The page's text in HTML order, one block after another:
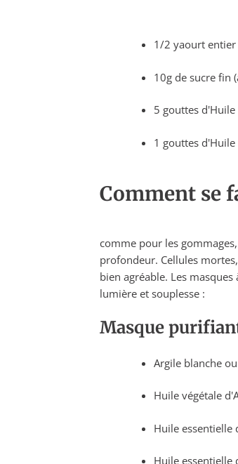
1/2 yaourt entier
10g de sucre fin
5 gouttes d'Huile
1 gouttes
Comment se
comme pour les
profondeur. Cellules
bien agréable. Les
lumière et souplesse :
Masque
Argile blanche
Huile végétale
Huile essentielle
Huile essentielle